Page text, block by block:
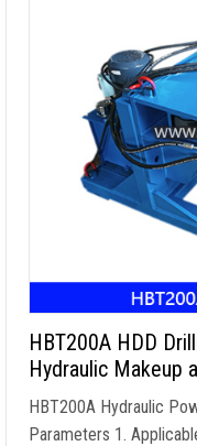
HBT200A HDD
Hydraulic Makeup
HBT200A Hydraulic
Parameters 1.